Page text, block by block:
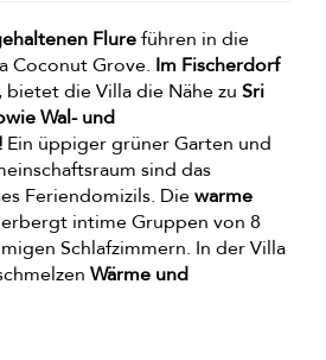
Flureführen in die
Coconut Grove. Im Fischerdorf
, bietet die Villa die Nähe zu Sri
Wal- und
Ein üppiger grüner Garten und
sind das
Feriendomizils. Diewarme
intime Gruppen von 8
Schlafzimmern. In der Villa
Wärme und